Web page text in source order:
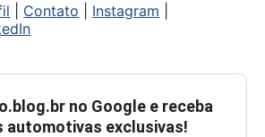
Contato Instagram
no Google e receba
automotivas exclusivas!